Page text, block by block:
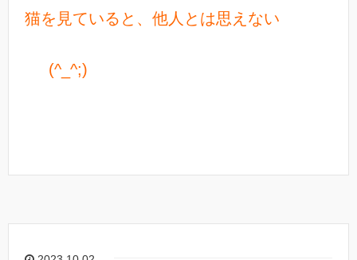
猫を見ていると、他人とは思えない
(^_^;)